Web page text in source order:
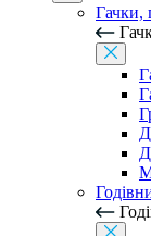
Гачки,